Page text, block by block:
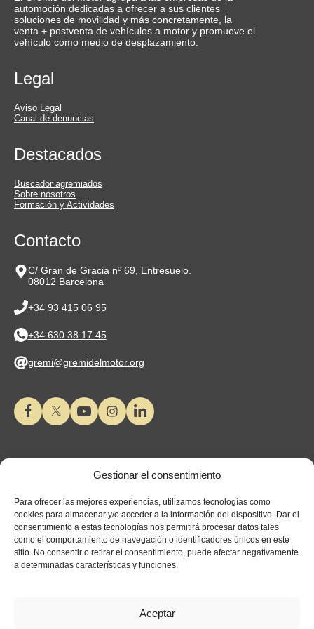
Gestionar el consentimiento
Para ofrecer las mejores experiencias, utilizamos tecnologías como
cookies para almacenar y/o acceder a la información del dispositivo. Dar el
consentimiento a estas tecnologías nos permitirá procesar datos tales
como el comportamiento de navegación o identificadores únicos en este
sitio. No consentir o retirar el consentimiento, puede afectar negativamente
a determinadas características y funciones.
Aceptar
automoción dedicadas a ofrecer a sus clientes
soluciones de movilidad y más concretamente, la
venta + postventa de vehículos a motor y promueve el
vehículo como medio de desplazamiento.
Legal
Aviso Legal
Canal de denuncias
Destacados
Buscador agremiados
Sobre nosotros
Formación y Actividades
Contacto
C/ Gran de Gracia nº 69, Entresuelo.
08012 Barcelona
+34 93 415 06 95
+34 630 38 17 45
gremi@gremidelmotor.org